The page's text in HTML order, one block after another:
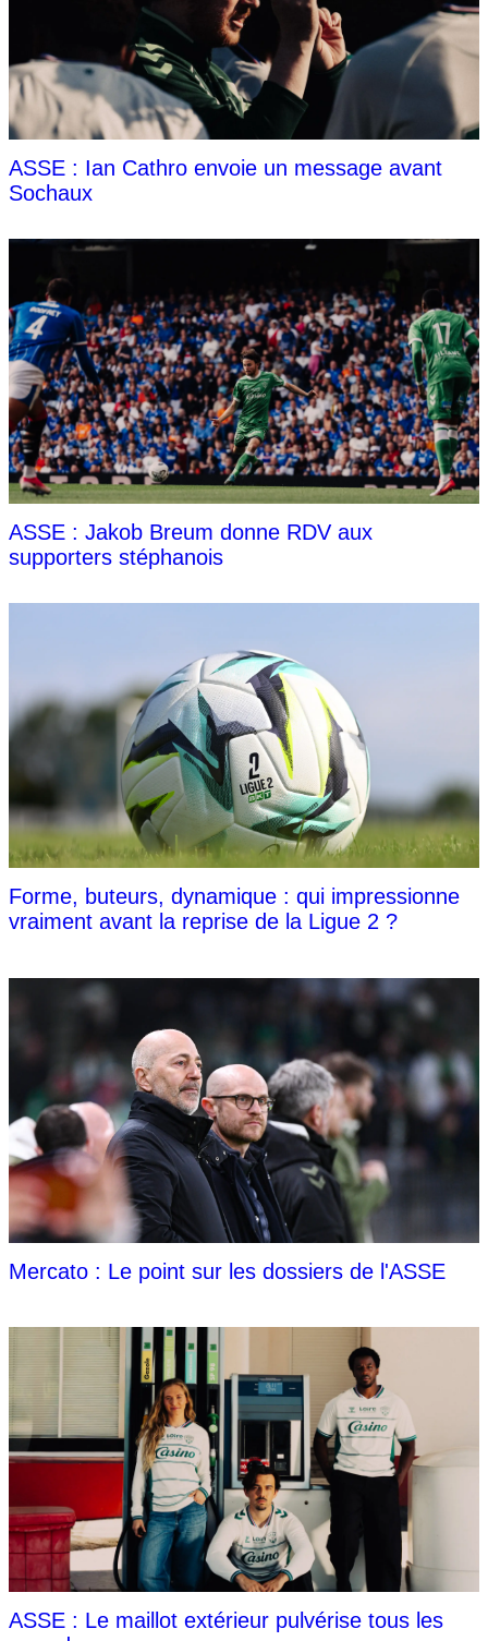
ASSE : Ian Cathro envoie un message avant
Sochaux
ASSE : Jakob Breum donne RDV aux
supporters stéphanois
Forme, buteurs, dynamique : qui impressionne
vraiment avant la reprise de la Ligue 2 ?
Mercato : Le point sur les dossiers de l'ASSE
ASSE : Le maillot extérieur pulvérise tous les